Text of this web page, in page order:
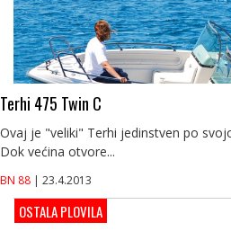
Terhi 475 Twin C
Ovaj je "veliki" Terhi jedinstven po
Dok većina otvore...
BN 88 | 23.4.2013
OSTALA PLOVILA